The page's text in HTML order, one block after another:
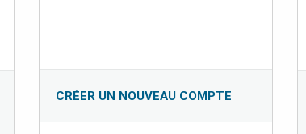
CRÉER UN NOUVEAU COMPTE